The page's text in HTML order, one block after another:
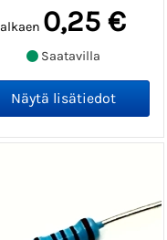
alkaen 0,25 €
Saatavilla